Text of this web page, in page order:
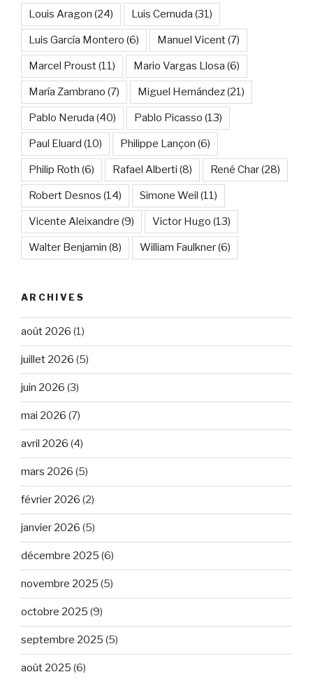
Louis Aragon (24) Luis Cernuda (31)
Luis García Montero (6) Manuel Vicent(7)
Marcel Proust(11) Mario Vargas Llosa (6)
María Zambrano (7) Miguel Hernández(21)
Pablo Neruda (40) Pablo Picasso (13)
Paul Eluard (10) Philippe Lançon (6)
Philip Roth (6) Rafael Alberti (8) René Char(28)
Robert Desnos (14) Simone Weil (11)
Vicente Aleixandre (9) Victor Hugo (13)
Walter Benjamin (8) William Faulkner(6)
ARCHIVES
août 2026 (1)
juillet 2026 (5)
juin 2026 (3)
mai 2026 (7)
avril 2026 (4)
mars 2026 (5)
février 2026 (2)
janvier 2026 (5)
décembre 2025 (6)
novembre 2025 (5)
octobre 2025 (9)
septembre 2025 (5)
août 2025 (6)